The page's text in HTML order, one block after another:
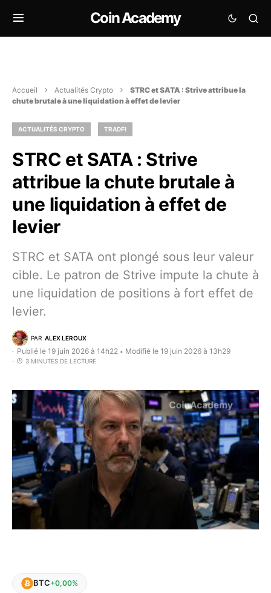
Coin Academy
Accueil Actualités Crypto
STRC et SATA : Strive attribue la
chute brutale à une liquidation à effet de levier
ACTUALITÉS CRYPTO TRADFI
STRC et SATA : Strive
attribue la chute brutale à
une liquidation à effet de
levier
STRC et SATA ont plongé sous leur valeur
cible. Le patron de Strive impute la chute à
une liquidation de positions à fort effet de
levier.
PAR ALEX LEROUX
Publié le 19 juin 2026 à 14h22 • Modifié le 19 juin 2026 à 13h29
3 MINUTES DE LECTURE
BTC+0,00%